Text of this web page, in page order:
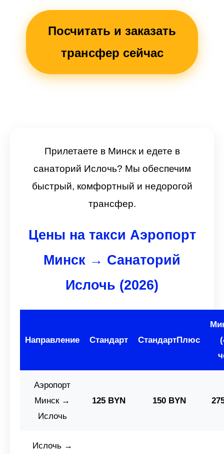
Посчитать и заказать
трансфер сейчас
Прилетаете в Минск и едете в
санаторий Ислочь? Мы обеспечим
быстрый, комфортный и недорогой
трансфер.
Цены на такси Аэропорт
Минск → Санаторий
Ислочь (2026)
Направление Стандарт СтандартПлюс
Аэропорт
Минск →
Ислочь
125 BYN 150 BYN
Ислочь →